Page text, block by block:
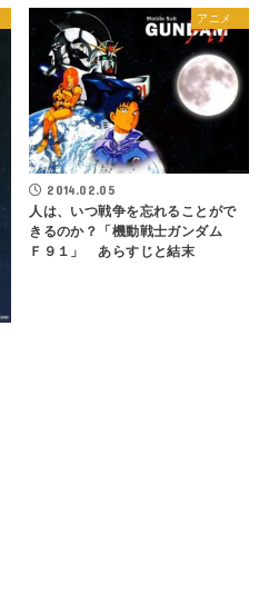
アニメ
2014.02.05
人は、いつ戦争を忘れることがで
きるのか？「機動戦士ガンダム
Ｆ９１」 あらすじと結末